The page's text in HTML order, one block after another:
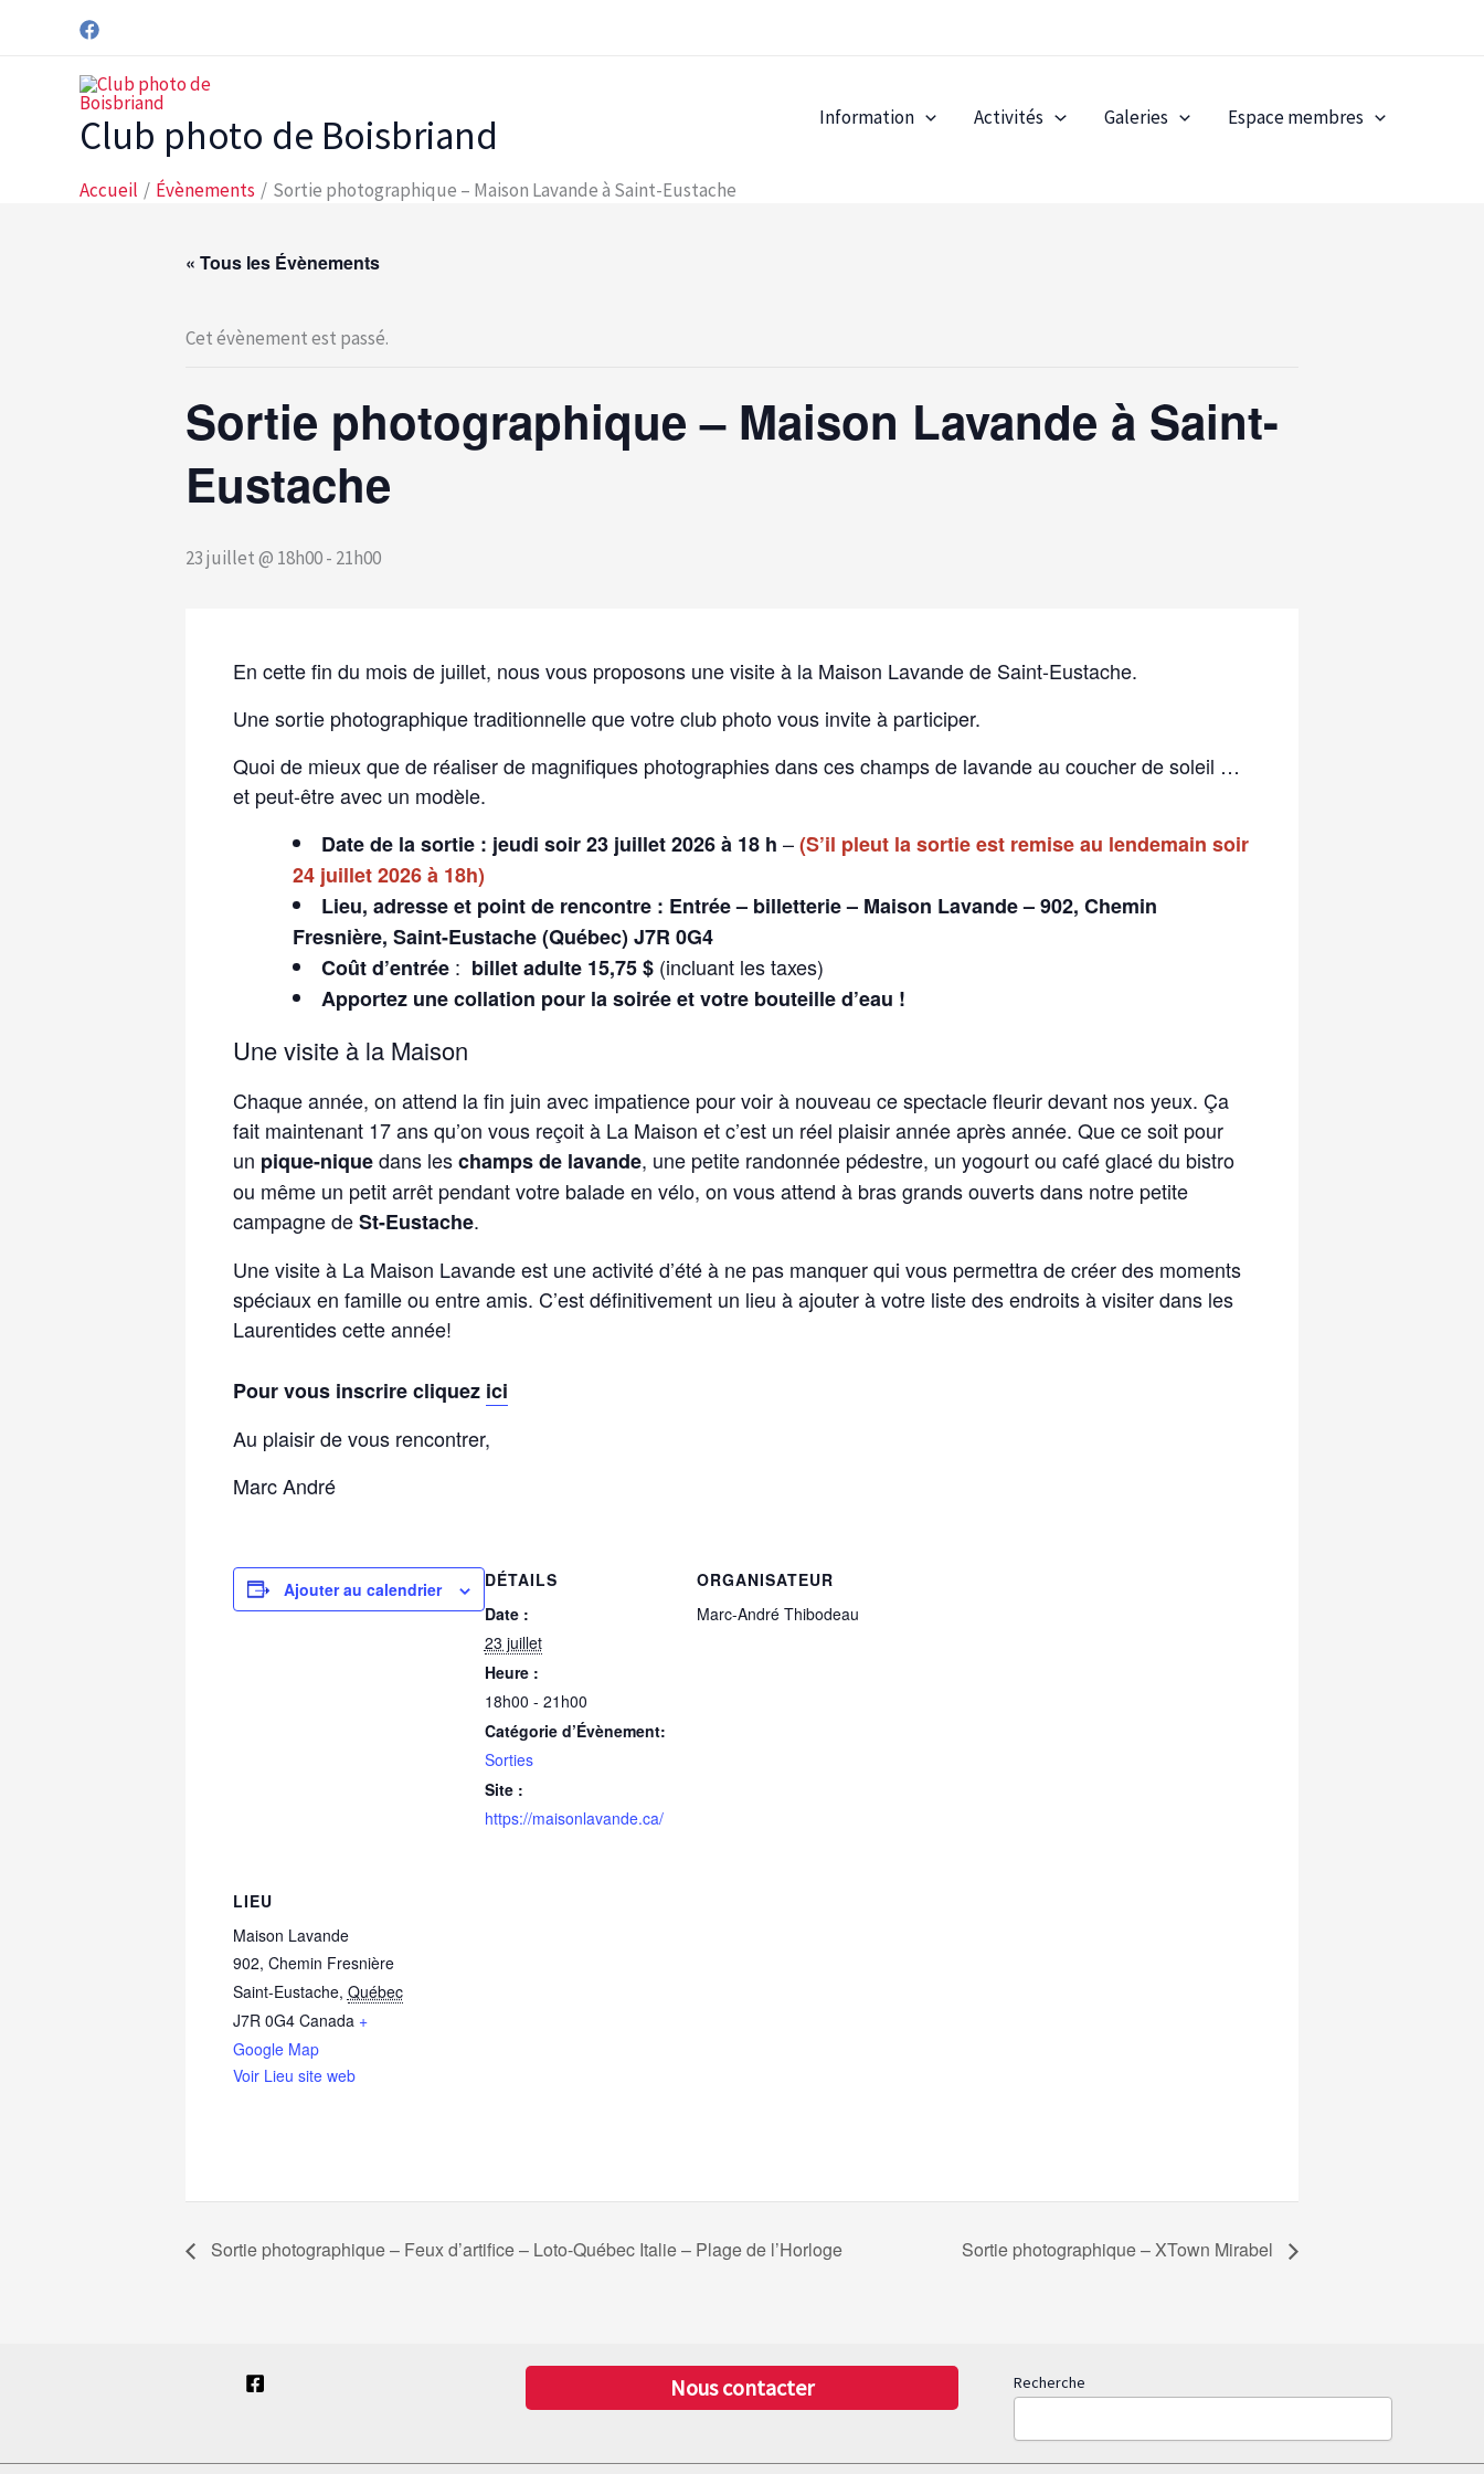
Club photo de Boisbriand Information Activités Galeries Espace membres
Accueil Évènements Sortie photographique – Maison Lavande à Saint-Eustache
« Tous les Évènements
Cet évènement est passé.
Sortie photographique – Maison Lavande à Saint-
Eustache
23 juillet @ 18h00- 21h00
En cette fin du mois de juillet, nous vous proposons une visite à la Maison Lavande de Saint-Eustache.
Une sortie photographique traditionnelle que votre club photo vous invite à participer.
Quoi de mieux que de réaliser de magnifiques photographies dans ces champs de lavande au coucher de soleil …
et peut-être avec un modèle.
Date de la sortie : jeudi soir 23 juillet 2026 à 18 h –(S’il pleut la sortie est remise au lendemain soir
24 juillet 2026 à 18h)
Lieu, adresse et point de rencontre : Entrée – billetterie – Maison Lavande – 902, Chemin
Fresnière, Saint-Eustache (Québec) J7R 0G4
Coût d’entrée : billet adulte 15,75 $(incluant les taxes)
Apportez une collation pour la soirée et votre bouteille d’eau !
Une visite à la Maison
Chaque année, on attend la fin juin avec impatience pour voir à nouveau ce spectacle fleurir devant nos yeux. Ça
fait maintenant 17 ans qu’on vous reçoit à La Maison et c’est un réel plaisir année après année. Que ce soit pour
un pique-niquedans leschamps de lavande, une petite randonnée pédestre, un yogourt ou café glacé du bistro
ou même un petit arrêt pendant votre balade en vélo, on vous attend à bras grands ouverts dans notre petite
campagne deSt-Eustache.
Une visite à La Maison Lavande est une activité d’été à ne pas manquer qui vous permettra de créer des moments
spéciaux en famille ou entre amis. C’est définitivement un lieu à ajouter à votre liste des endroits à visiter dans les
Laurentides cette année!
Pour vous inscrire cliquez ici
Au plaisir de vous rencontrer,
Marc André
Ajouter au calendrier
DÉTAILS
Date :
23 juillet
Heure :
18h00 - 21h00
Catégorie d’Évènement:
Sorties
Site :
https://maisonlavande.ca/
ORGANISATEUR
Marc-André Thibodeau
LIEU
Maison Lavande
902, Chemin Fresnière
Saint-Eustache, Québec
J7R 0G4 Canada +
Google Map
Voir Lieu site web
Sortie photographique – Feux d’artifice – Loto-Québec Italie – Plage de l’Horloge Sortie photographique – XTown Mirabel
Nous contacter Recherche